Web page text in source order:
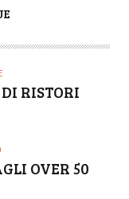
RISTORI
OVER 50